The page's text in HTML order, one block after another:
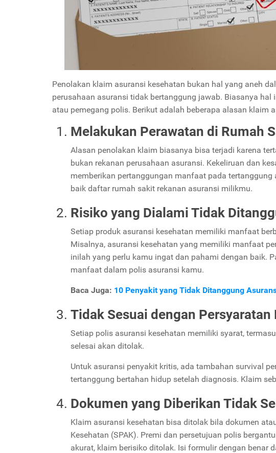
Penolakan klaim asuransi kesehatan bukan hal yang aneh
perusahaan asuransi tidak bertanggung jawab. Biasanya
atau pemegang polis. Berikut adalah beberapa alasan klaim
Melakukan Perawatan di Rumah
Alasan penolakan klaim biasanya bisa terjadi karena
bukan rekanan perusahaan asuransi. Kekeliruan dan
memberikan pertanggungan manfaat pada
baik daftar rumah sakit rekanan asuransi milikmu.
Risiko yang Dialami Tidak
Setiap produk asuransi kesehatan memiliki manfaat
Misalnya, asuransi kesehatan yang memiliki manfaat
inilah yang perlu kamu ingat dan pahami dengan baik.
manfaat dalam polis asuransi kamu.
Baca Juga: 10 Penyakit yang Tidak Ditanggung
Tidak Sesuai dengan Persyaratan
Setiap polis asuransi kesehatan memiliki syarat,
selesai akan ditolak.
Untuk asuransi penyakit kritis, ada tambahan survival
tertanggung bertahan hidup setelah diagnosis. Klaim
Dokumen yang Diberikan Tidak
Klaim asuransi kesehatan bisa ditolak bila dokumen
Kesehatan (SPAK). Premi dan persetujuan polis
akurat, klaim berisiko ditolak. Isi formulir dengan benar